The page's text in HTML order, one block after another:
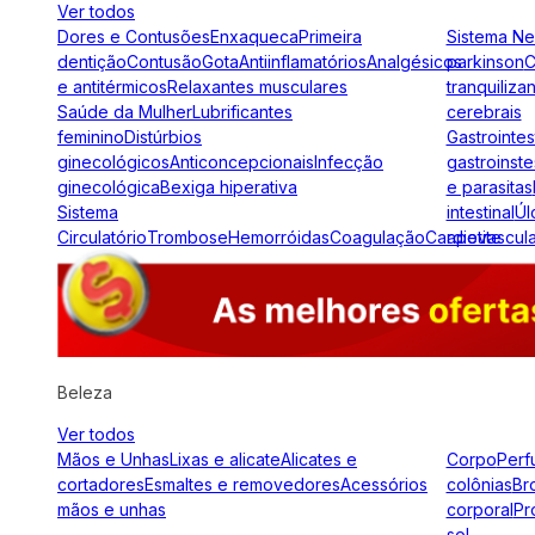
Ver todos
Dores e ContusõesEnxaquecaPrimeira
dentiçãoContusãoGotaAntiinflamatóriosAnalgésicos
e antitérmicosRelaxantes musculares
Saúde da MulherLubrificantes
femininoDistúrbios
ginecológicosAnticoncepcionaisInfecção
ginecológicaBexiga hiperativa
Sistema
CirculatórioTromboseHemorróidasCoagulação
Sistema
parkinson
cerebrais
e parasitas
intestinal
apetite
Beleza
Ver todos
Mãos e UnhasLixas e alicateAlicates e
cortadoresEsmaltes e removedoresAcessórios
mãos e unhas
Corpo
colônias
corporal